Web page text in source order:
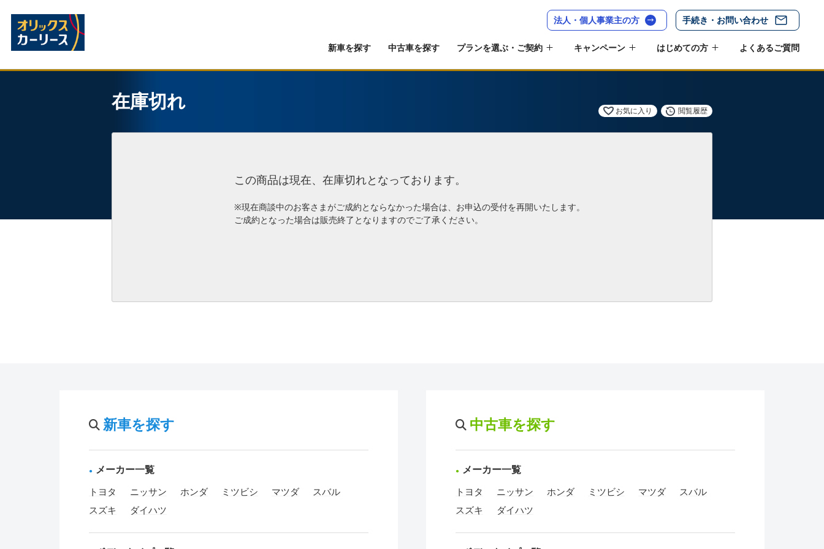
法人・個人事業主の方 手続き・お問い合わせ
新車を探す 中古車を探す プランを選ぶ・ご契約 キャンペーン はじめての方 よくあるご質問
在庫切れ お気に入り 閲覧履歴
この商品は現在、在庫切れとなっております。
※現在商談中のお客さまがご成約とならなかった場合は、お申込の受付を再開いたします。
ご成約となった場合は販売終了となりますのでご了承ください。
新車を探す
メーカー一覧
トヨタ ニッサン ホンダ ミツビシ マツダ
スバル
スズキ
ダイハツ
中古車を探す
メーカー一覧
トヨタ ニッサン ホンダ ミツビシ マツダ
スバル
スズキ
ダイハツ